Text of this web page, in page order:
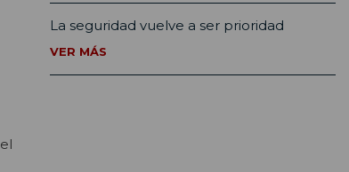
La seguridad vuelve a ser prioridad
VER MÁS